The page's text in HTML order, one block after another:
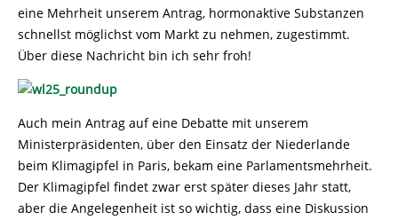
eine Mehrheit unserem Antrag, hormonaktive Substanzen
schnellst möglichst vom Markt zu nehmen, zugestimmt.
Über diese Nachricht bin ich sehr froh!
Auch mein Antrag auf eine Debatte mit unserem
Ministerpräsidenten, über den Einsatz der Niederlande
beim Klimagipfel in Paris, bekam eine Parlamentsmehrheit.
Der Klimagipfel findet zwar erst später dieses Jahr statt,
aber die Angelegenheit ist so wichtig, dass eine Diskussion